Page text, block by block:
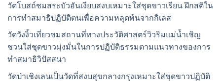
วัดโบสถ์ชมสระบัวอันเงียบสงบเหมาะใส่ชุดขาวเรียน ฝึกสติใน
การทำสมาธิปฏิบัติตนเพื่อความหลุดพ้นจากกิเลส
วัดวังงิ้วเที่ยวชมสถานที่ทางประวัติศาสตร์วิวริมแม่น้ำเชิญ
ชวนใส่ชุดขาวมุ่งมั่นในการปฏิบัติธรรมตามแนวทางของการ
ทำสมาธิวิปัสสนา
วัดป่าเชิงเลนเป็นวัดที่สงบสุขกลางกรุงเหมาะใส่ชุดขาวปฏิบัติ